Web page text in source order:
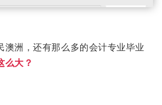
澳洲，还有那么多的会计专业毕业
么大？